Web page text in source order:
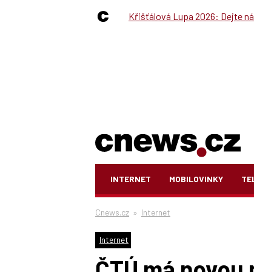
INTERNET MOBILOVINKY
Cnews.cz » Internet
Internet
Křišťálová Lupa 2026: Dejte